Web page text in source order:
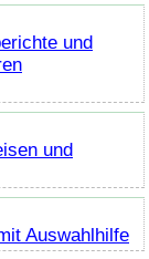
und
und
Auswahlhilfe